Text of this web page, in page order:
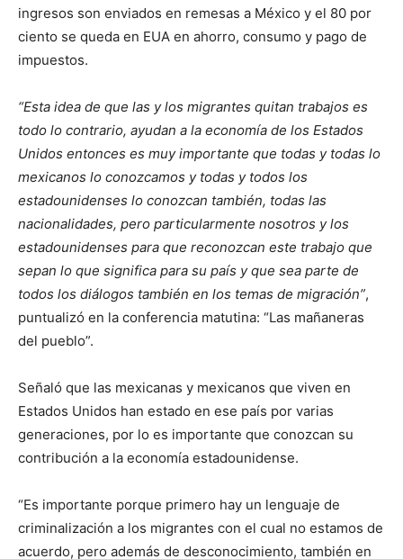
ingresos son enviados en remesas a México y el 80 por
ciento se queda en EUA en ahorro, consumo y pago de
impuestos.
“Esta idea de que las y los migrantes quitan trabajos es
todo lo contrario, ayudan a la economía de los Estados
Unidos entonces es muy importante que todas y todas lo
mexicanos lo conozcamos y todas y todos los
estadounidenses lo conozcan también, todas las
nacionalidades, pero particularmente nosotros y los
estadounidenses para que reconozcan este trabajo que
sepan lo que significa para su país y que sea parte de
todos los diálogos también en los temas de migración”,
puntualizó en la conferencia matutina: “Las mañaneras
del pueblo”.
Señaló que las mexicanas y mexicanos que viven en
Estados Unidos han estado en ese país por varias
generaciones, por lo es importante que conozcan su
contribución a la economía estadounidense.
“Es importante porque primero hay un lenguaje de
criminalización a los migrantes con el cual no estamos de
acuerdo, pero además de desconocimiento, también en